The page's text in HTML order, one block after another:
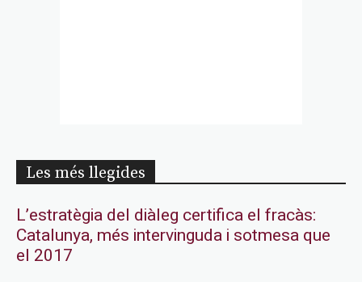
Les més llegides
L’estratègia del diàleg certifica el fracàs:
Catalunya, més intervinguda i sotmesa que
el 2017